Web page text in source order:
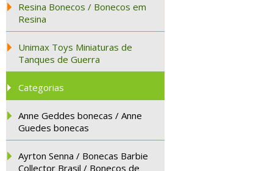
Resina Bonecos / Bonecos em
Resina
Unimax Toys Miniaturas de
Tanques de Guerra
Categorias
Anne Geddes bonecas / Anne
Guedes bonecas
Ayrton Senna / Bonecas Barbie
Collector Brasil / Bonecos de